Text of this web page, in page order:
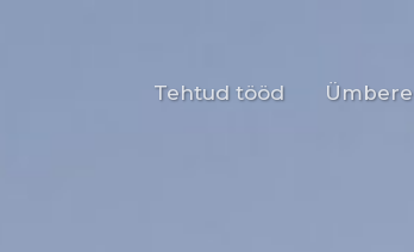
Tehtud tööd